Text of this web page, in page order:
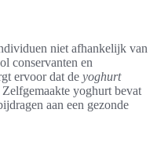
niet afhankelijk van
conservanten en
ervoor dat de yoghurt
yoghurt bevat
aan een gezonde